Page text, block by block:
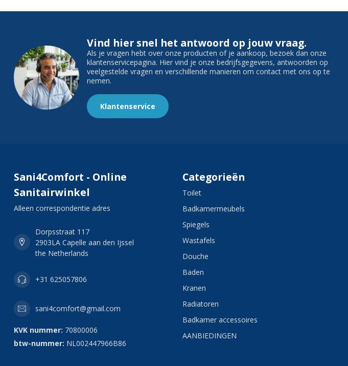
Vind hier snel het antwoord op jouw vraag.
Als je vragen hebt over onze producten of je aankoop, bezoek dan onze
klantenservicepagina. Hier vind je onze bedrijfsgegevens, antwoorden op
veelgestelde vragen en verschillende manieren om contact met ons op te
nemen.
Klantenservice
Sani4Comfort - Online
Sanitairwinkel
Alleen correspondentie adres
Dorpsstraat 117
2903LA Capelle aan den Ijssel
the Netherlands
+31 625057806
sani4comfort@gmail.com
KVK nummer: 70800006
btw-nummer: NL002447966B86
Categorieën
Toilet
Badkamermeubels
Spiegels
Wastafels
Douche
Baden
Kranen
Radiatoren
Badkamer accessoires
AANBIEDINGEN